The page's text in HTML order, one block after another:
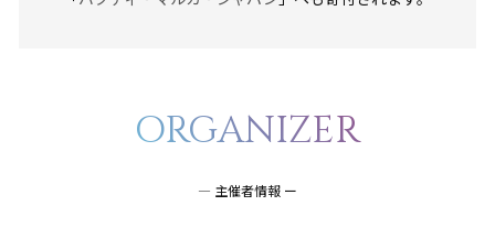
ORGANIZER
― 主催者情報 ー